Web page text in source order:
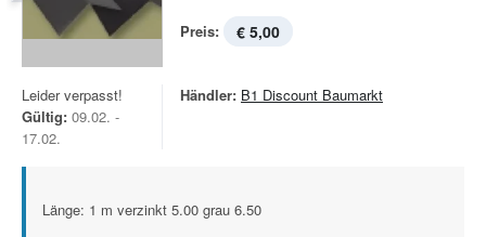
Preis: € 5,00
Leider verpasst!
Gültig: 09.02. -
17.02.
Händler: B1 Discount Baumarkt
Länge: 1 m verzinkt 5.00 grau 6.50